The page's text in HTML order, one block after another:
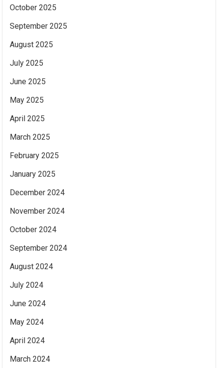
October 2025
September 2025
August 2025
July 2025
June 2025
May 2025
April 2025
March 2025
February 2025
January 2025
December 2024
November 2024
October 2024
September 2024
August 2024
July 2024
June 2024
May 2024
April 2024
March 2024